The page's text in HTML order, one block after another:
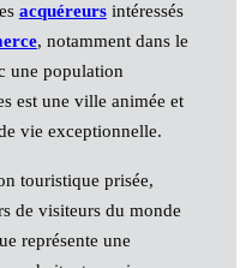
acquéreursintéressés
, notamment dans le
une population
est une ville animée et
vie exceptionnelle.
touristique prisée,
de visiteurs du monde
représente une